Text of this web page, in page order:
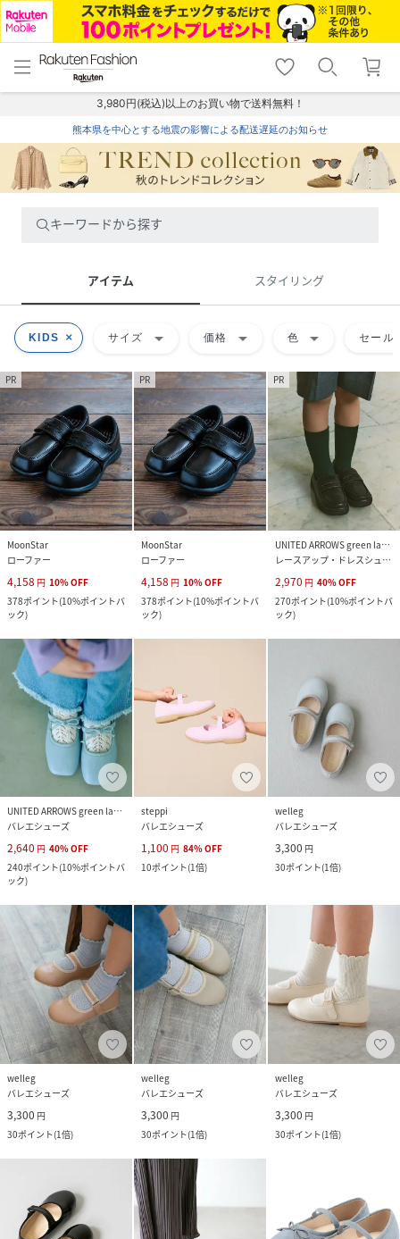
menu home
トップ
shopping_cart lock_outline
ログイン
3,980円(税込)以上のお買い物で送料無料！
熊本県を中心とする地震の影響による配送遅延のお知らせ
キーワードから探す
アイテム スタイリング
KIDS サイズ arrow_drop_down 価格 arrow_drop_down 色 arrow_drop_down セール
PR
MoonStar
ローファー
4,158 円 10%OFF
378ポイント(10%ポイントバ
ック)
PR
MoonStar
ローファー
4,158 円 10%OFF
378ポイント(10%ポイントバ
ック)
PR
UNITED ARROWS green label relaxing
レースアップ・ドレスシューズ
2,970 円 40%OFF
270ポイント(10%ポイントバ
ック)
UNITED ARROWS green label relaxing
バレエシューズ
2,640 円 40%OFF
240ポイント(10%ポイントバ
ック)
steppi
バレエシューズ
1,100 円 84%OFF
10ポイント(1倍)
welleg
バレエシューズ
3,300 円
30ポイント(1倍)
welleg
バレエシューズ
3,300 円
30ポイント(1倍)
welleg
バレエシューズ
3,300 円
30ポイント(1倍)
welleg
バレエシューズ
3,300 円
30ポイント(1倍)